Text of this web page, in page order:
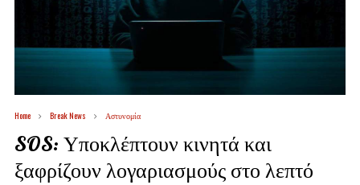
Home Break News Αστυνομία
SOS: Υποκλέπτουν κινητά και
ξαφρίζουν λογαριασμούς στο λεπτό